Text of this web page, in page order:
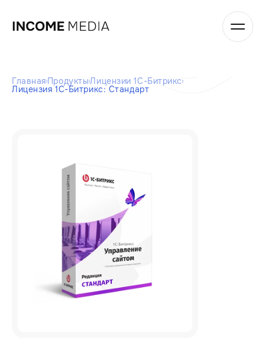
ГлавнаяПродуктыЛицензии 1С-Битрикс
Лицензия 1С-Битрикс: Стандарт